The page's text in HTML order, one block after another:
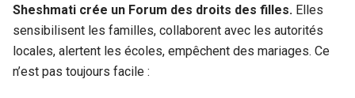
Sheshmati crée un Forum des droits des filles. Elles
sensibilisent les familles, collaborent avec les autorités
locales, alertent les écoles, empêchent des mariages. Ce
n’est pas toujours facile :